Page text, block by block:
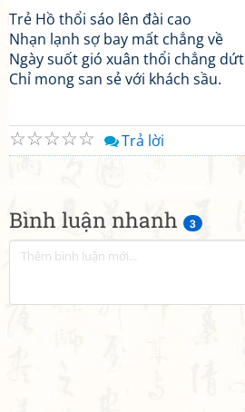
Bình luận nhanh 3
Trẻ Hồ thổi sáo lên đài cao
Nhạn lạnh sợ bay mất chẳng về
Ngày suốt gió xuân thổi chẳng dứt
Chỉ mong san sẻ với khách sầu.
☆
☆
☆
☆
☆ Trả lời